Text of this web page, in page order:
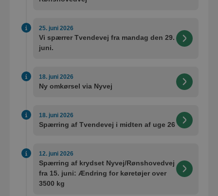
25. juni 2026
Vi spærrer Tvendevej fra mandag den 29.
juni.
18. juni 2026
Ny omkørsel via Nyvej
18. juni 2026
Spærring af Tvendevej i midten af uge 26
12. juni 2026
Spærring af krydset Nyvej/Rønshovedvej
fra 15. juni: Ændring for køretøjer over
3500 kg